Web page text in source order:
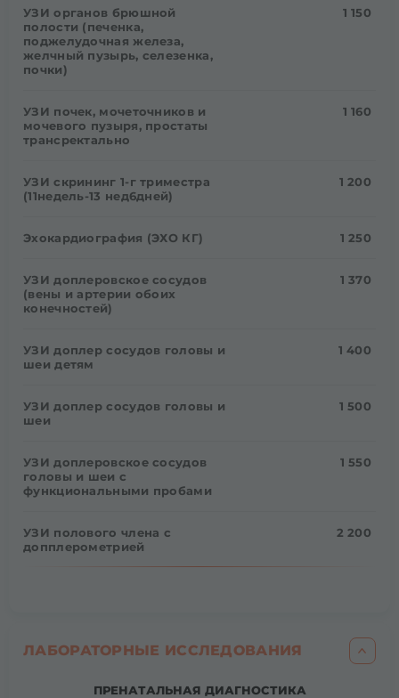
УЗИ органов брюшной
полости (печенка,
поджелудочная железа,
желчный пузырь, селезенка,
почки)
1 150
УЗИ почек, мочеточников и
мочевого пузыря, простаты
трансректально
1 160
УЗИ скрининг 1-г триместра
(11недель-13 нед6дней)
1 200
Эхокардиография (ЭХО КГ) 1 250
УЗИ доплеровское сосудов
(вены и артерии обоих
конечностей)
1 370
УЗИ доплер сосудов головы и
шеи детям
1 400
УЗИ доплер сосудов головы и
шеи
1 500
УЗИ доплеровское сосудов
головы и шеи с
функциональными пробами
1 550
УЗИ полового члена с
допплерометрией
2 200
ЛАБОРАТОРНЫЕ ИССЛЕДОВАНИЯ
ПРЕНАТАЛЬНАЯ ДИАГНОСТИКА